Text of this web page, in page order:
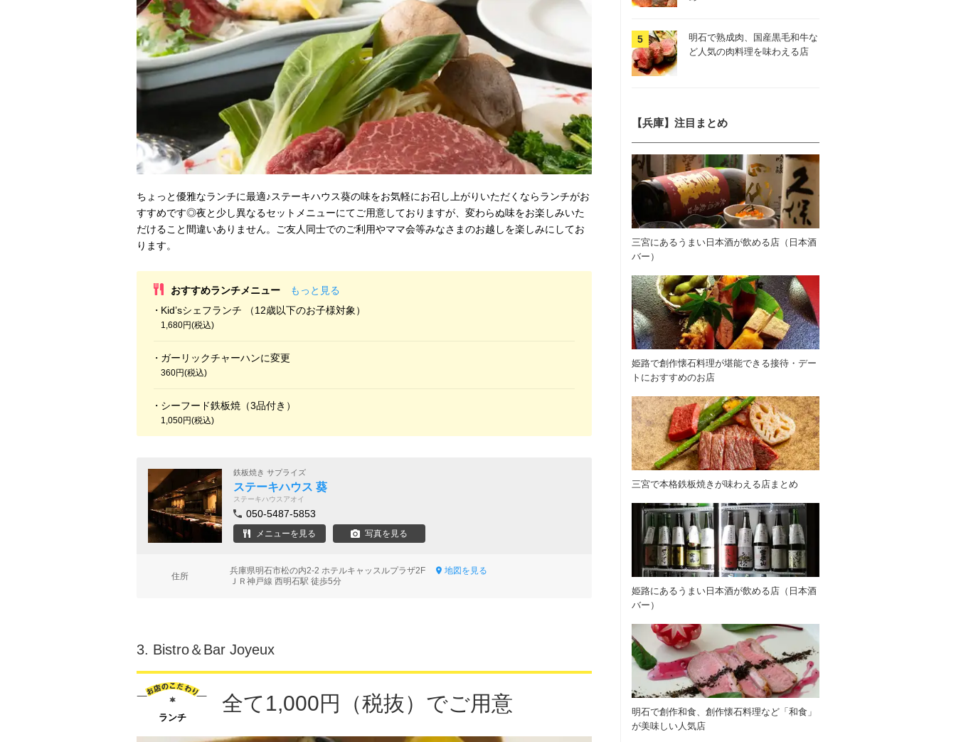
ちょっと優雅なランチに最適♪ステーキハウス葵の味をお気軽にお召し上がりいただくならランチがお
すすめです◎夜と少し異なるセットメニューにてご用意しておりますが、変わらぬ味をお楽しみいた
だけること間違いありません。ご友人同士でのご利用やママ会等みなさまのお越しを楽しみにしてお
ります。
おすすめランチメニュー
もっと見る
Kid’sシェフランチ （12歳以下のお子様対象）
1,680円(税込)
ガーリックチャーハンに変更
360円(税込)
シーフード鉄板焼（3品付き）
1,050円(税込)
鉄板焼き サプライズ
ステーキハウス 葵
ステーキハウスアオイ
050-5487-5853
メニューを見る 写真を見る
住所
兵庫県明石市松の内2-2 ホテルキャッスルプラザ2F
地図を見る
ＪＲ神戸線 西明石駅 徒歩5分
3. Bistro＆Bar Joyeux
ランチ
全て1,000円（税抜）でご用意
明石で熟成肉、国産黒毛和牛な
ど人気の肉料理を味わえる店
【兵庫】注目まとめ
三宮にあるうまい日本酒が飲める店（日本酒
バー）
姫路で創作懐石料理が堪能できる接待・デー
トにおすすめのお店
三宮で本格鉄板焼きが味わえる店まとめ
姫路にあるうまい日本酒が飲める店（日本酒
バー）
明石で創作和食、創作懐石料理など「和食」
が美味しい人気店